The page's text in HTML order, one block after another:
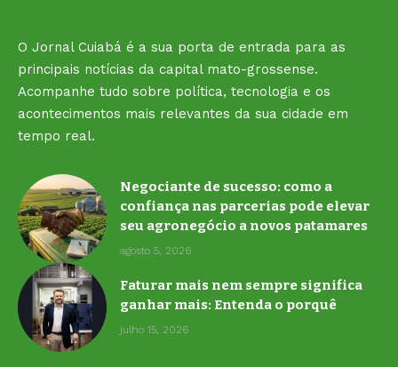
O Jornal Cuiabá é a sua porta de entrada para as
principais notícias da capital mato-grossense.
Acompanhe tudo sobre política, tecnologia e os
acontecimentos mais relevantes da sua cidade em
tempo real.
Negociante de sucesso: como a
confiança nas parcerias pode elevar
seu agronegócio a novos patamares
agosto 5, 2026
Faturar mais nem sempre significa
ganhar mais: Entenda o porquê
julho 15, 2026